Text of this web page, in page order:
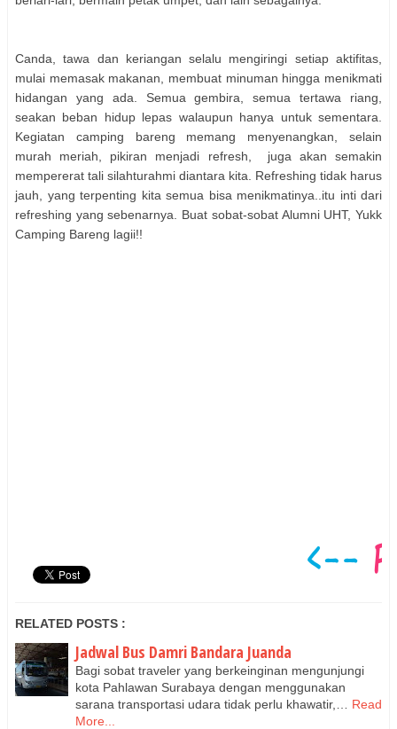
Canda, tawa dan keriangan selalu mengiringi setiap aktifitas,
mulai memasak makanan, membuat minuman hingga menikmati
hidangan yang ada. Semua gembira, semua tertawa riang,
seakan beban hidup lepas walaupun hanya untuk sementara.
Kegiatan camping bareng memang menyenangkan, selain
murah meriah, pikiran menjadi refresh, juga akan semakin
mempererat tali silahturahmi diantara kita. Refreshing tidak harus
jauh, yang terpenting kita semua bisa menikmatinya..itu inti dari
refreshing yang sebenarnya. Buat sobat-sobat Alumni UHT, Yukk
Camping Bareng lagii!!
RELATED POSTS :
Jadwal Bus Damri Bandara Juanda
Bagi sobat traveler yang berkeinginan mengunjungi
kota Pahlawan Surabaya dengan menggunakan
sarana transportasi udara tidak perlu khawatir,…
Read
More...